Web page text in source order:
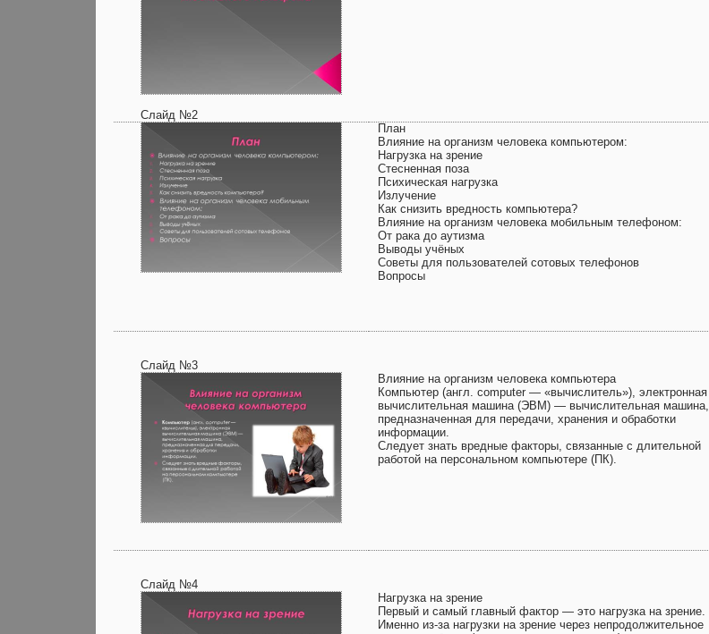
Слайд №2
План
Влияние на организм человека компьютером:
Нагрузка на зрение
Стесненная поза
Психическая нагрузка
Излучение
Как снизить вредность компьютера?
Влияние на организм человека мобильным телефоном:
От рака до аутизма
Выводы учёных
Советы для пользователей сотовых телефонов
Вопросы
Слайд №3
Влияние на организм человека компьютера
Компьютер (англ. computer — «вычислитель»), электронная
вычислительная машина (ЭВМ) — вычислительная машина,
предназначенная для передачи, хранения и обработки
информации.
Следует знать вредные факторы, связанные с длительной
работой на персональном компьютере (ПК).
Слайд №4
Нагрузка на зрение
Первый и самый главный фактор — это нагрузка на зрение.
Именно из-за нагрузки на зрение через непродолжительное